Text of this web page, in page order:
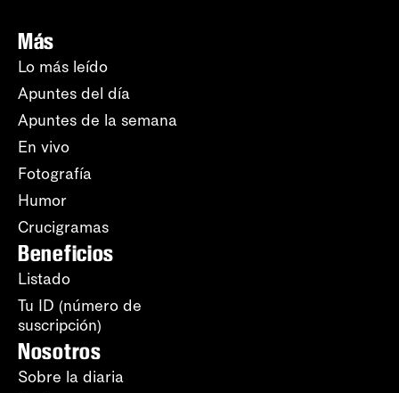
Más
Lo más leído
Apuntes del día
Apuntes de la semana
En vivo
Fotografía
Humor
Crucigramas
Beneficios
Listado
Tu ID (número de
suscripción)
Nosotros
Sobre la diaria